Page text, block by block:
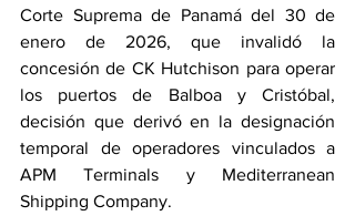
Corte Suprema de Panamá del 30 de
enero de 2026, que invalidó la
concesión de CK Hutchison para operar
los puertos de Balboa y Cristóbal,
decisión que derivó en la designación
temporal de operadores vinculados a
APM Terminals y Mediterranean
Shipping Company.